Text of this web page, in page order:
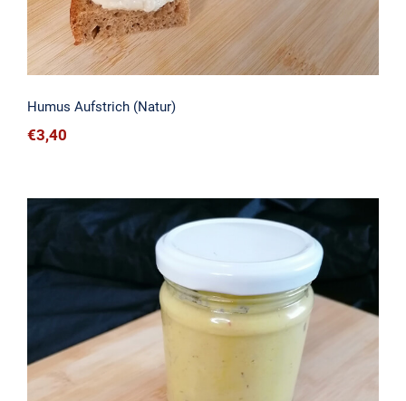
Humus Aufstrich (Natur)
€3,40
Curry-Humus Aufstrich